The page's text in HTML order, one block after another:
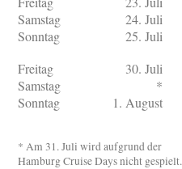
Samstag
Sonntag
Freitag
Samstag
Sonntag
24. Juli
25. Juli
30. Juli
*
1. August
* Am 31. Juli wird aufgrund der
Hamburg Cruise Days nicht gespielt.